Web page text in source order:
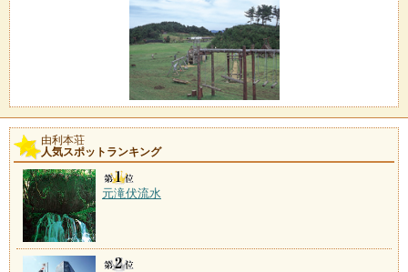
由利本荘
人気スポットランキング
元滝伏流水